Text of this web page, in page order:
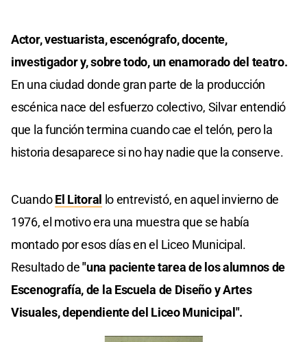
Actor, vestuarista, escenógrafo, docente,
investigador y, sobre todo, un enamorado del teatro.
En una ciudad donde gran parte de la producción
escénica nace del esfuerzo colectivo, Silvar entendió
que la función termina cuando cae el telón, pero la
historia desaparece si no hay nadie que la conserve.
CuandoEl Litoral lo entrevistó, en aquel invierno de
1976, el motivo era una muestra que se había
montado por esos días en el Liceo Municipal.
Resultado de"una paciente tarea de los alumnos de
Escenografía, de la Escuela de Diseño y Artes
Visuales, dependiente del Liceo Municipal".